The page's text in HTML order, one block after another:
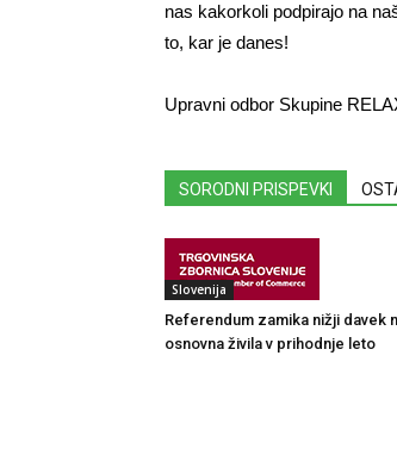
nas kakorkoli podpirajo na
to, kar je danes!
Upravni odbor Skupine
SORODNI PRISPEVKI
Slovenija
Referendum zamika nižji davek
osnovna živila v prihodnje leto